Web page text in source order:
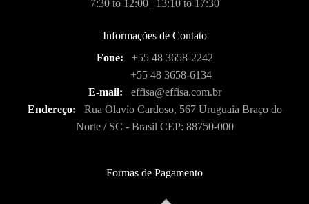
7:30 to 12:00 | 13:10 to 17:30
Informações de Contato
Fone:
+55 48 3658-2242
+55 48 3658-6134
E-mail:
effisa@effisa.com.br
Endereço:
Rua Olavio Cardoso, 567 Uruguaia Braço do
Norte / SC - Brasil CEP: 88750-000
Formas de Pagamento